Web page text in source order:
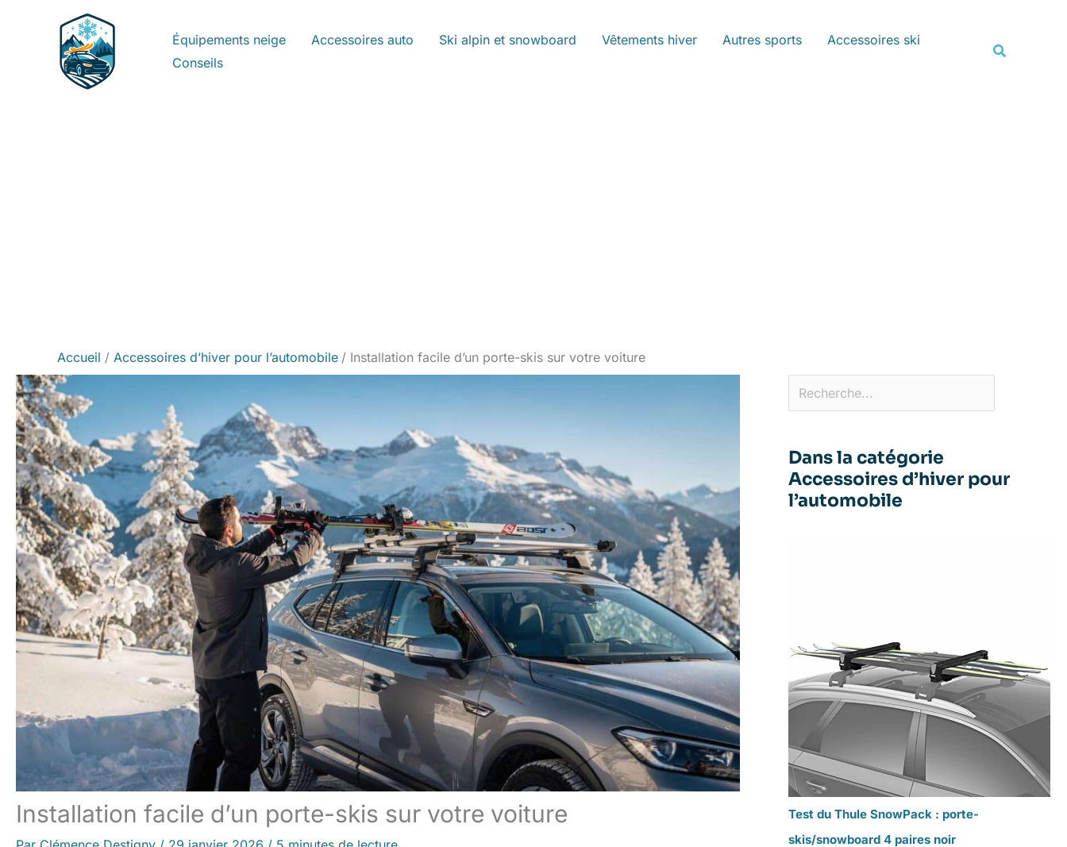
Équipements neige Accessoires auto Ski alpin et snowboard Vêtements hiver Autres sports
Accessoires ski
Conseils
Accueil Accessoires d’hiver pour l’automobile Installation facile d’un porte-skis sur votre voiture
Installation facile d’un porte-skis sur votre voiture
Dans la catégorie
Accessoires d’hiver pour
l’automobile
Test du Thule SnowPack : porte-
skis/snowboard 4 paires noir